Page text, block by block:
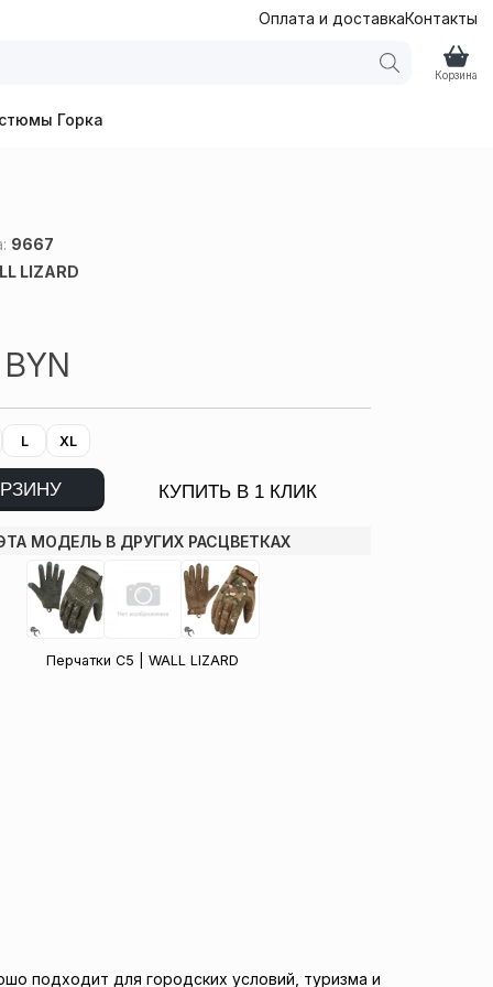
Оплата и доставкаКонтакты
Корзина
Горка
9667
LIZARD
BYN
L XL
КУПИТЬ В 1 КЛИК
МОДЕЛЬ В ДРУГИХ РАСЦВЕТКАХ
Перчатки C5 | WALL LIZARD
подходит для городских условий, туризма и